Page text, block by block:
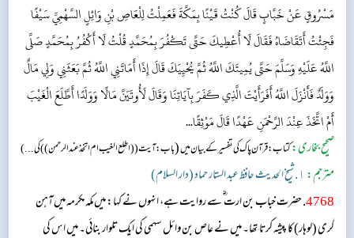
مَسْرُوقٍ عَنْ خَبَّابٍ قَالَ كُنْتُ قَيْنًا بِمَكَّةَ فَعَمِلْتُ لِلْعَاصِ بْنِ وَائِلٍ السَّهْمِيِّ سَيْفًا
فَجِئْتُ أَتَقَاضَاهُ فَقَالَ لَا أُعْطِيكَ حَتَّى تَكْفُرَ بِمُحَمَّدٍ قُلْتُ لَا أَكْفُرُ بِمُحَمَّدٍ صَلَّى
اللَّهُ عَلَيْهِ وَسَلَّمَ حَتَّى يُمِيتَكَ اللَّهُ ثُمَّ يُحْيِيَكَ قَالَ إِذَا أَمَاتَنِي اللَّهُ ثُمَّ بَعَثَنِي وَلِي مَالٌ
وَوَلَدٌ فَأَنْزَلَ اللَّهُ أَفَرَأَيْتَ الَّذِي كَفَرَ بِآيَاتِنَا وَقَالَ لَأُوتَيَنَّ مَالًا وَوَلَدًا أَطَّلَعَ الْغَيْبَ
أَمْ اتَّخَذَ عِنْدَ الرَّحْمَنِ عَهْدًا قَالَ مَوْثِقًا...
صحیح بخاری:کتاب: قرآن پاک کی تفسیر کے بیان میں(باب: آیت (( اطلع الغیب ام اتخذ عند الرحمن )) کی...)
مترجم: ١. شیخ الحدیث حافظ عبد الستار حماد (دار السلام)
4768. حضرت خباب بن ارت ؓ سے روایت ہے، انہوں نے کہا: میں مکہ مکرمہ میں آہن
گری (لوہار) کا پیشہ کرتا تھا۔ میں نے عاص بن وائل سہمی کی ایک تلوار بنائی۔ میں اس کی